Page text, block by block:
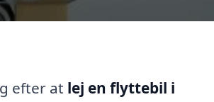
efter at lej en flyttebil i